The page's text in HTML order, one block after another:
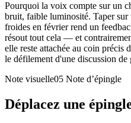
Pourquoi la voix compte sur un
bruit, faible luminosité. Taper sur
froides en février rend un
résout tout cela — et
elle reste attachée au coin précis
le défilement d'une discussion de
Note visuelle05 Note d’épingle
Déplacez une